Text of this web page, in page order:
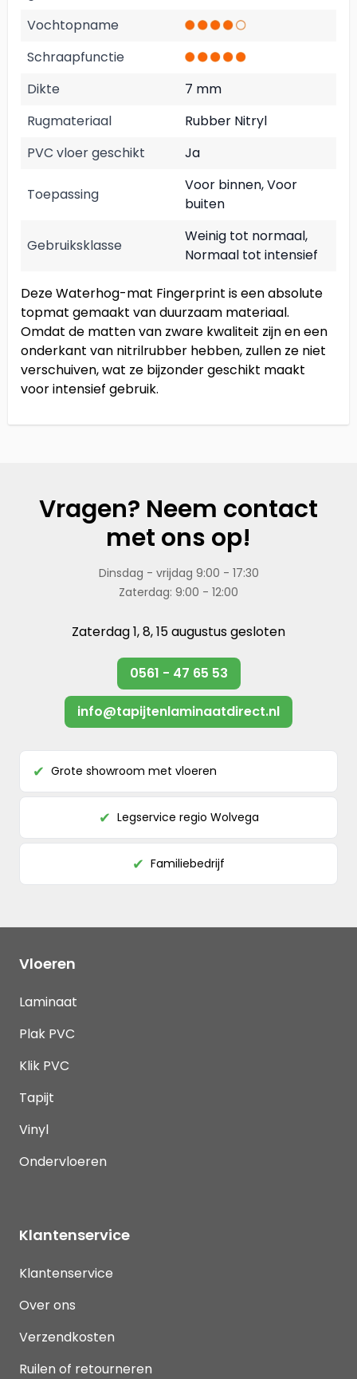
Vochtopname
Schraapfunctie
Dikte
7 mm
Rugmateriaal
Rubber Nitryl
PVC vloer geschikt
Ja
Toepassing
Voor binnen, Voor
buiten
Gebruiksklasse
Weinig tot normaal,
Normaal tot intensief
Deze Waterhog-mat Fingerprint is een absolute
topmat gemaakt van duurzaam materiaal.
Omdat de matten van zware kwaliteit zijn en een
onderkant van nitrilrubber hebben, zullen ze niet
verschuiven, wat ze bijzonder geschikt maakt
voor intensief gebruik.
Vragen? Neem contact
met ons op!
Dinsdag - vrijdag 9:00 - 17:30
Zaterdag: 9:00 - 12:00
Zaterdag 1, 8, 15 augustus gesloten
0561 - 47 65 53
info@tapijtenlaminaatdirect.nl
✔ Grote showroom met vloeren
✔ Legservice regio Wolvega
✔ Familiebedrijf
Vloeren
Laminaat
Plak PVC
Klik PVC
Tapijt
Vinyl
Ondervloeren
Klantenservice
Klantenservice
Over ons
Verzendkosten
Ruilen of retourneren